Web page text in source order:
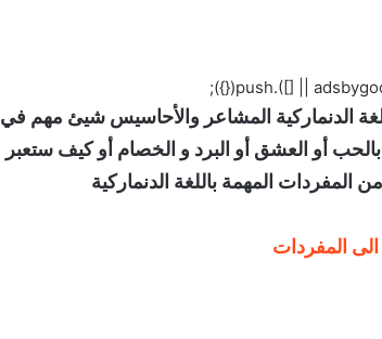
اللغة الدنماركية المشاعر والأحاسيس شيئ مهم في
أو العشق أو البرد و الخصام أو كيف ستعبر
المهمة باللغة الدنماركية
المفردات